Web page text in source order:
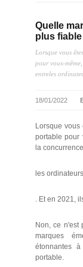
Quelle
plus fiable
Lorsque vous
pour vous-
entreles
18/01/2022
Lorsque
portable pour
la
les
. Et en 2021,
Non, ce n'est
marques
étonnantes
portable.